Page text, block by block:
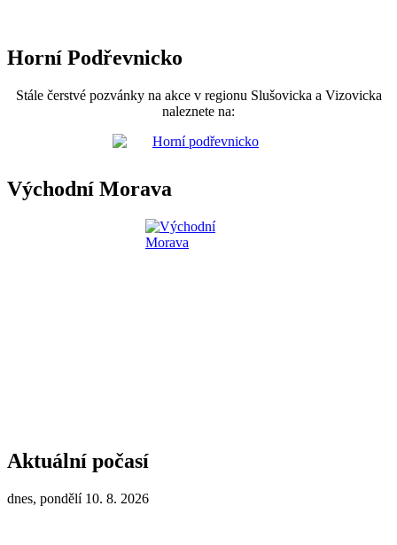
Horní Podřevnicko
Stále čerstvé pozvánky na akce v regionu Slušovicka a Vizovicka
naleznete na:
Východní Morava
Aktuální počasí
dnes, pondělí 10. 8. 2026